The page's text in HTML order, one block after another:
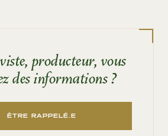
producteur, vous
des informations ?
ÊTRE RAPPELÉ.E